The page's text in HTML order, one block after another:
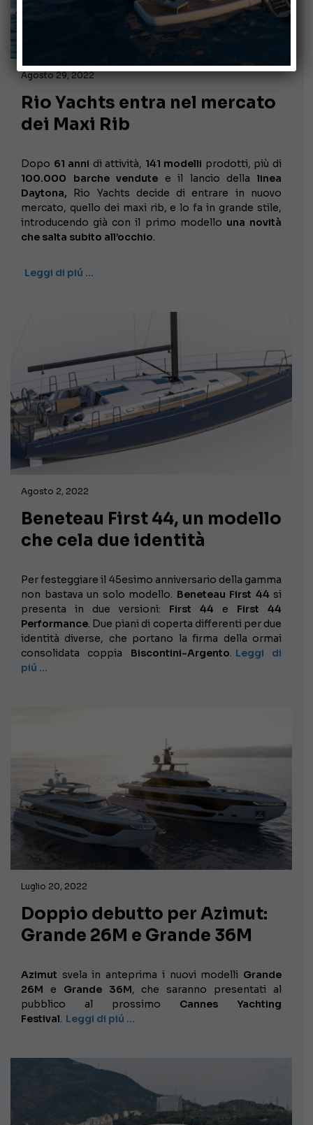
Agosto 29, 2022
Rio Yachts entra nel mercato
dei Maxi Rib
Dopo 61 anni di attività, 141 modelli prodotti, più di
100.000 barche vendute e il lancio dellalinea
Daytona, Rio Yachts decide di entrare in nuovo
mercato, quello dei maxi rib, e lo fa in grande stile,
introducendo già con il primo modello una novità
che salta subito all’occhio.
Leggi di piú …
Agosto 2, 2022
Beneteau First 44, un modello
che cela due identità
Per festeggiare il 45esimo anniversario della gamma
non bastava un solo modello. Beneteau First 44 si
presenta in due versioni: First 44 e First 44
Performance. Due piani di coperta differenti per due
identità diverse, che portano la firma della ormai
consolidata coppia Biscontini-Argento. Leggi di
piú …
Luglio 20, 2022
Doppio debutto per Azimut:
Grande 26M e Grande 36M
Azimut svela in anteprima i nuovi modelli Grande
26M e Grande 36M, che saranno presentati al
pubblico al prossimo Cannes Yachting
Festival. Leggi di piú …